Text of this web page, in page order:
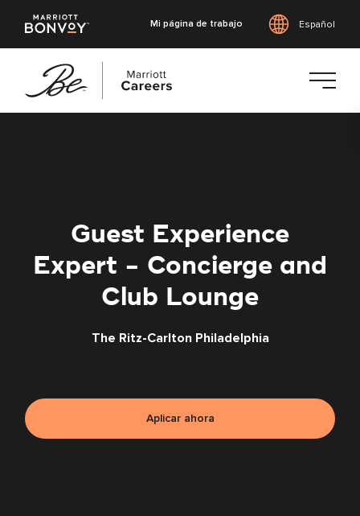
Mi página de trabajo Español
Guest Experience
Expert - Concierge and
Club Lounge
The Ritz-Carlton Philadelphia
Aplicar ahora